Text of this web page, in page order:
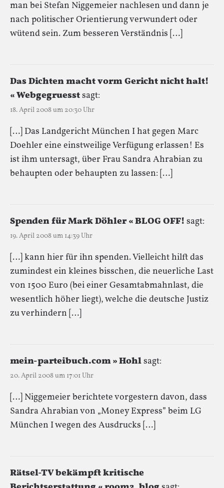
man bei Stefan Niggemeier nachlesen und dann je
nach politischer Orientierung verwundert oder
wütend sein. Zum besseren Verständnis […]
Das Dichten macht vorm Gericht nicht halt!
« Webgegruesstsagt:
18. April 2008 um 20:30 Uhr
[…] Das Landgericht München I hat gegen Marc
Doehler eine einstweilige Verfügung erlassen! Es
ist ihm untersagt, über Frau Sandra Ahrabian zu
behaupten oder behaupten zu lassen: […]
Spenden für Mark Döhler « BLOG OFF! sagt:
19. April 2008 um 14:39 Uhr
[…] kann hier für ihn spenden. Vielleicht hilft das
zumindest ein kleines bisschen, die neuerliche Last
von 1500 Euro (bei einer Gesamtabmahnlast, die
wesentlich höher liegt), welche die deutsche Justiz
zu verhindern […]
mein-parteibuch.com » Hohlsagt:
20. April 2008 um 17:01 Uhr
[…] Niggemeier berichtete vorgestern davon, dass
Sandra Ahrabian von „Money Express” beim LG
München I wegen des Ausdrucks […]
Rätsel-TV bekämpft kritische